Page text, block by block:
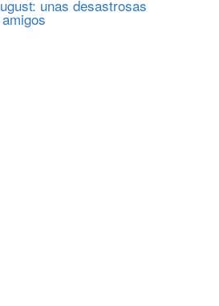
unas desastrosas